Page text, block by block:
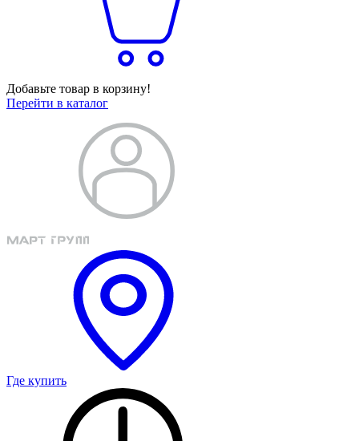
Добавьте товар в корзину!
Перейти в каталог
Где купить